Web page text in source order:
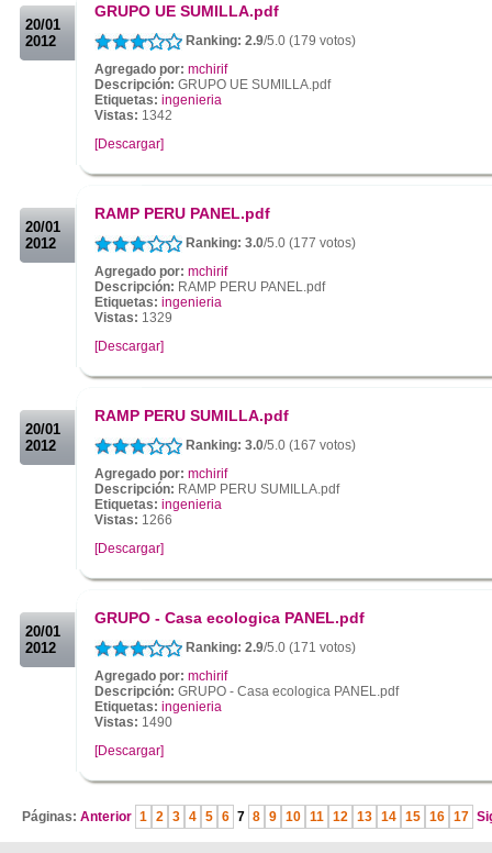
20/01
2012
GRUPO UE SUMILLA.pdf
Ranking: 2.9/5.0 (179 votos)
Agregado por: mchirif
Descripción: GRUPO UE SUMILLA.pdf
Etiquetas: ingenieria
Vistas: 1342
[Descargar]
20/01
2012
RAMP PERU PANEL.pdf
Ranking: 3.0/5.0 (177 votos)
Agregado por: mchirif
Descripción: RAMP PERU PANEL.pdf
Etiquetas: ingenieria
Vistas: 1329
[Descargar]
20/01
2012
RAMP PERU SUMILLA.pdf
Ranking: 3.0/5.0 (167 votos)
Agregado por: mchirif
Descripción: RAMP PERU SUMILLA.pdf
Etiquetas: ingenieria
Vistas: 1266
[Descargar]
20/01
2012
GRUPO - Casa ecologica PANEL.pdf
Ranking: 2.9/5.0 (171 votos)
Agregado por: mchirif
Descripción: GRUPO - Casa ecologica PANEL.pdf
Etiquetas: ingenieria
Vistas: 1490
[Descargar]
Páginas: Anterior 1 2 3 4 5 6 7 8 9 10 11 12 13 14 15 16 17